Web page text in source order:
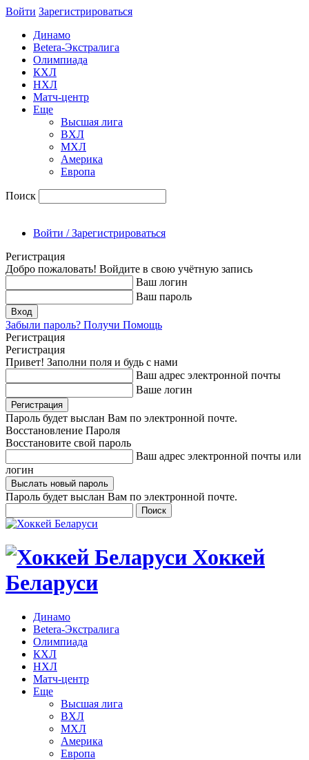
Войти Зарегиcтрироваться
Динамо
Betera-Экстралига
Олимпиада
КХЛ
НХЛ
Матч-центр
Еще
Высшая лига
ВХЛ
МХЛ
Америка
Европа
Поиск
Войти / Зарегистрироваться
Регистрация
Добро пожаловать! Войдите в свою учётную запись
Ваш логин
Ваш пароль
Забыли пароль? Получи Помощь
Регистрация
Регистрация
Привет! Заполни поля и будь с нами
Ваш адрес электронной почты
Ваше логин
Пароль будет выслан Вам по электронной почте.
Восстановление Пароля
Восстановите свой пароль
Ваш адрес электронной почты или
логин
Пароль будет выслан Вам по электронной почте.
Хоккей
Беларуси
Динамо
Betera-Экстралига
Олимпиада
КХЛ
НХЛ
Матч-центр
Еще
Высшая лига
ВХЛ
МХЛ
Америка
Европа